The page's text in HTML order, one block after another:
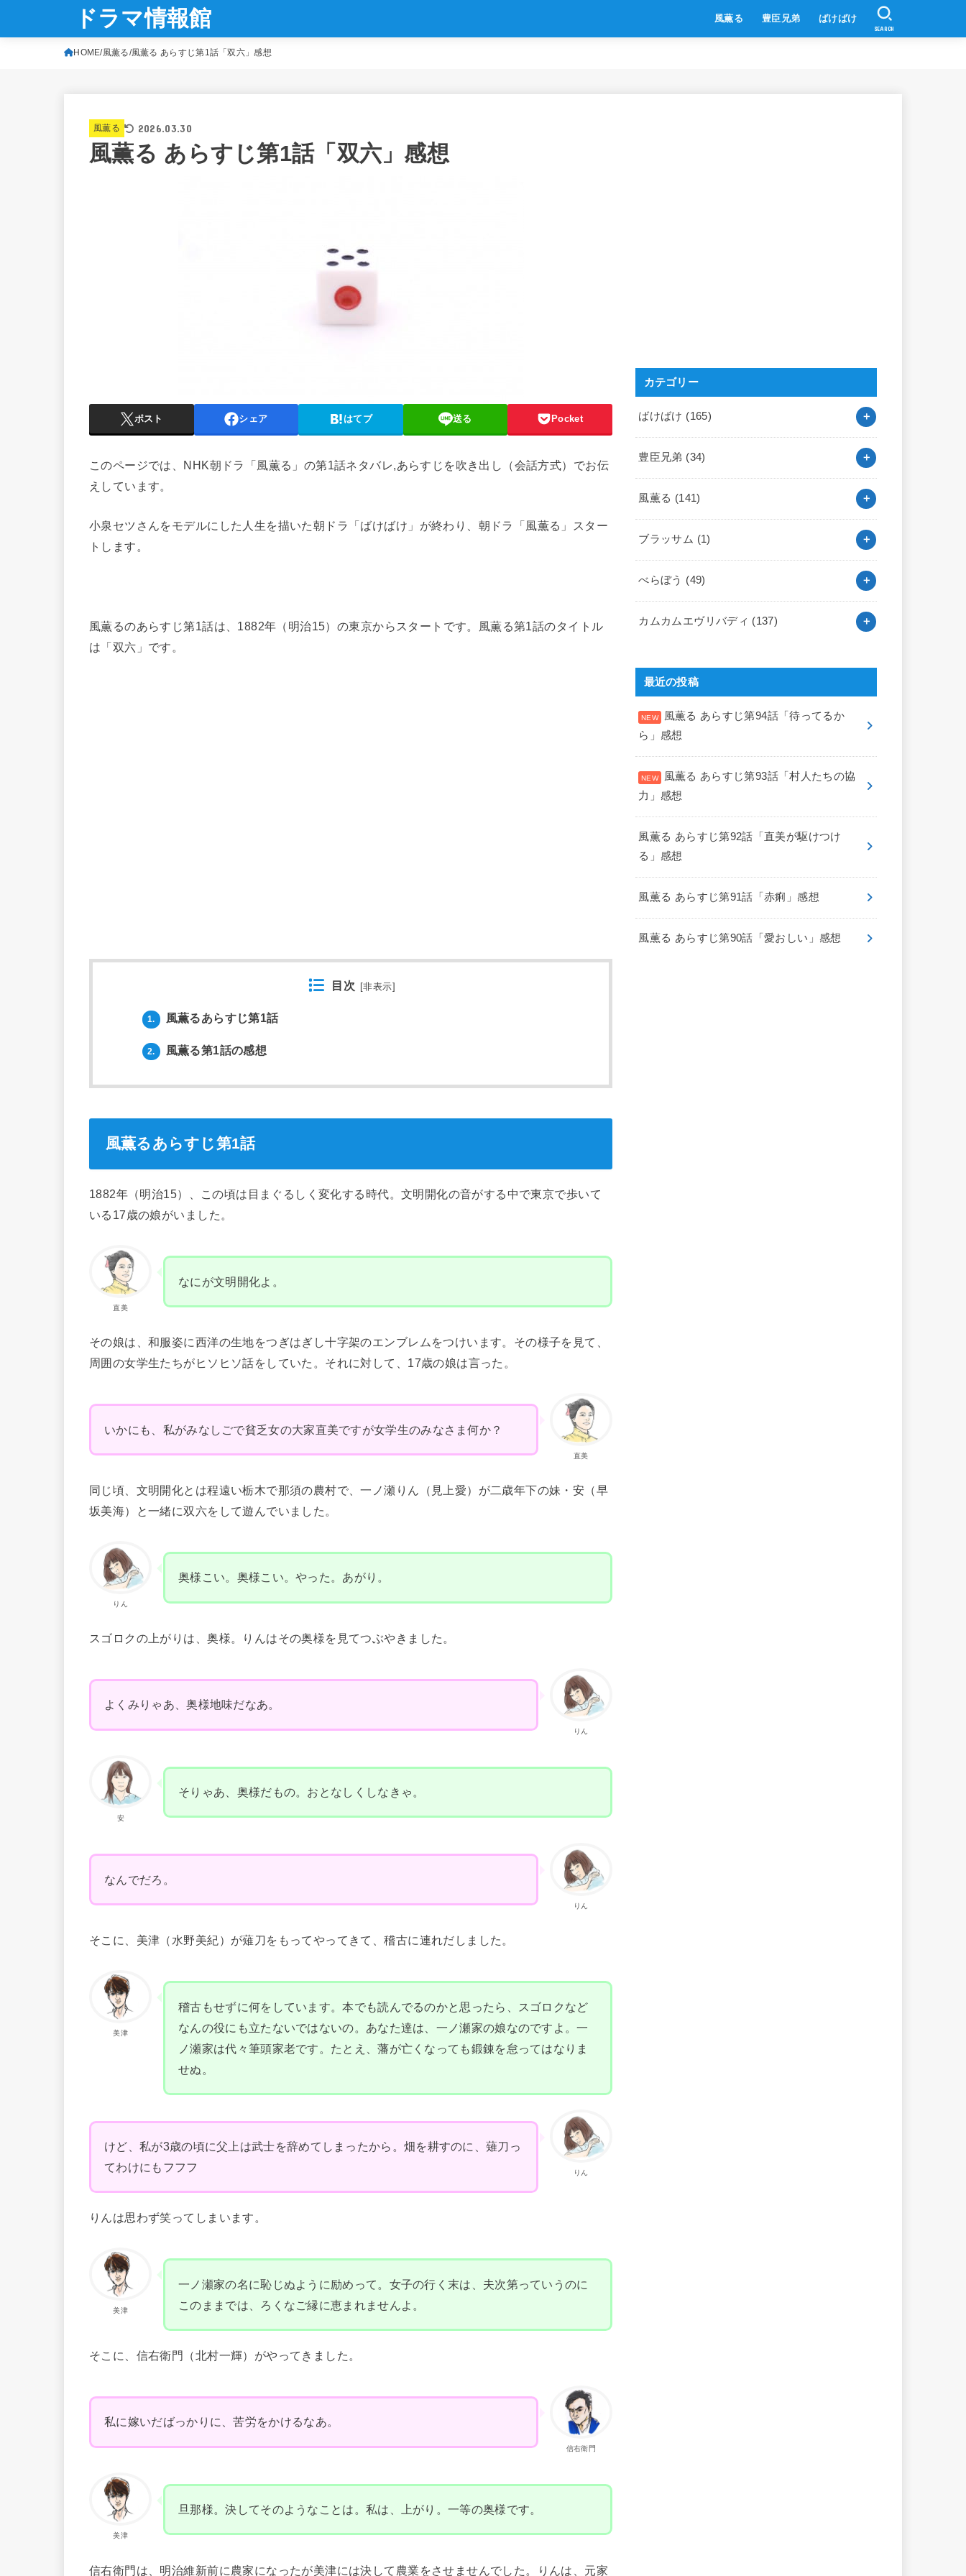
ドラマ情報館 風薫る 豊臣兄弟 ばけばけ
SEARCH
HOME 風薫る 風薫る あらすじ第1話「双六」感想
風薫る 2026.03.30
風薫る あらすじ第1話「双六」感想
ポスト シェア はてブ 送る Pocket
このページでは、NHK朝ドラ「風薫る」の第1話ネタバレ,あらすじを吹き出し（会話方式）でお伝
えしています。
小泉セツさんをモデルにした人生を描いた朝ドラ「ばけばけ」が終わり、朝ドラ「風薫る」スター
トします。
風薫るのあらすじ第1話は、1882年（明治15）の東京からスタートです。風薫る第1話のタイトル
は「双六」です。
目次 [非表示
1. 風薫るあらすじ第1話
2. 風薫る第1話の感想
風薫るあらすじ第1話
1882年（明治15）、この頃は目まぐるしく変化する時代。文明開化の音がする中で東京で歩いて
いる17歳の娘がいました。
直美
なにが文明開化よ。
その娘は、和服姿に西洋の生地をつぎはぎし十字架のエンブレムをつけいます。その様子を見て、
周囲の女学生たちがヒソヒソ話をしていた。それに対して、17歳の娘は言った。
直美
いかにも、私がみなしごで貧乏女の大家直美ですが女学生のみなさま何か？
同じ頃、文明開化とは程遠い栃木で那須の農村で、一ノ瀬りん（見上愛）が二歳年下の妹・安（早
坂美海）と一緒に双六をして遊んでいました。
りん
奥様こい。奥様こい。やった。あがり。
スゴロクの上がりは、奥様。りんはその奥様を見てつぶやきました。
りん
よくみりゃあ、奥様地味だなあ。
安
そりゃあ、奥様だもの。おとなしくしなきゃ。
りん
なんでだろ。
そこに、美津（水野美紀）が薙刀をもってやってきて、稽古に連れだしました。
美津
稽古もせずに何をしています。本でも読んでるのかと思ったら、スゴロクなど
なんの役にも立たないではないの。あなた達は、一ノ瀬家の娘なのですよ。一
ノ瀬家は代々筆頭家老です。たとえ、藩が亡くなっても鍛錬を怠ってはなりま
せぬ。
りん
けど、私が3歳の頃に父上は武士を辞めてしまったから。畑を耕すのに、薙刀っ
てわけにもフフフ
りんは思わず笑ってしまいます。
美津
一ノ瀬家の名に恥じぬように励めって。女子の行く末は、夫次第っていうのに
このままでは、ろくなご縁に恵まれませんよ。
そこに、信右衛門（北村一輝）がやってきました。
信右衛門
私に嫁いだばっかりに、苦労をかけるなあ。
美津
旦那様。決してそのようなことは。私は、上がり。一等の奥様です。
信右衛門は、明治維新前に農家になったが美津には決して農業をさせませんでした。りんは、元家
カテゴリー
ばけばけ (165)
豊臣兄弟 (34)
風薫る (141)
ブラッサム (1)
べらぼう (49)
カムカムエヴリバディ (137)
最近の投稿
風薫る あらすじ第94話「待ってるか
ら」感想
風薫る あらすじ第93話「村人たちの協
力」感想
風薫る あらすじ第92話「直美が駆けつけ
る」感想
風薫る あらすじ第91話「赤痢」感想
風薫る あらすじ第90話「愛おしい」感想